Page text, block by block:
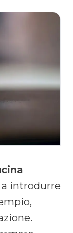
introdurre